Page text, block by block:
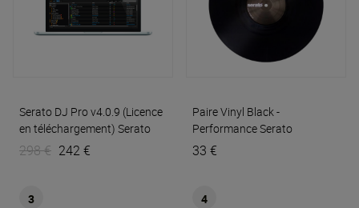
Serato DJ Pro v4.0.9 (Licence
en téléchargement) Serato
298 € 242 €
Paire Vinyl Black -
PerformanceSerato
33 €
3 4